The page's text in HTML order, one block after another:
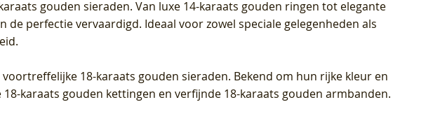
gouden sieraden. Van luxe 14-karaats gouden ringen tot elegante
perfectie vervaardigd. Ideaal voor zowel speciale gelegenheden als
18-karaats gouden sieraden. Bekend om hun rijke kleur en
karaats gouden kettingen en verfijnde 18-karaats gouden armbanden.